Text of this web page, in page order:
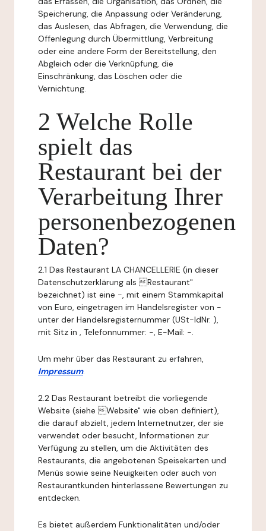
Speicherung, die Anpassung oder Veränderung,
das Auslesen, das Abfragen, die Verwendung, die
Offenlegung durch Übermittlung, Verbreitung
oder eine andere Form der Bereitstellung, den
Abgleich oder die Verknüpfung, die
Einschränkung, das Löschen oder die
Vernichtung.
2 Welche Rolle
spielt das
Restaurant bei der
Verarbeitung Ihrer
personenbezogenen
Daten?
2.1 Das Restaurant LA CHANCELLERIE (in dieser
Datenschutzerklärung als Restaurant"
bezeichnet) ist eine -, mit einem Stammkapital
von Euro, eingetragen im Handelsregister von -
unter der Handelsregisternummer (USt-IdNr. ),
mit Sitz in , Telefonnummer: -, E-Mail: -.
Um mehr über das Restaurant zu erfahren,
Impressum.
2.2 Das Restaurant betreibt die vorliegende
Website (siehe Website" wie oben definiert),
die darauf abzielt, jedem Internetnutzer, der sie
verwendet oder besucht, Informationen zur
Verfügung zu stellen, um die Aktivitäten des
Restaurants, die angebotenen Speisekarten und
Menüs sowie seine Neuigkeiten oder auch von
Restaurantkunden hinterlassene Bewertungen zu
entdecken.
Es bietet außerdem Funktionalitäten und/oder